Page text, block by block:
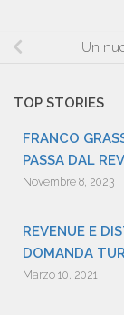
Un
TOP STORIES
FRANCO
PASSA DAL
Novembre 8, 2023
REVENUE E
DOMANDA
Marzo 10, 2021